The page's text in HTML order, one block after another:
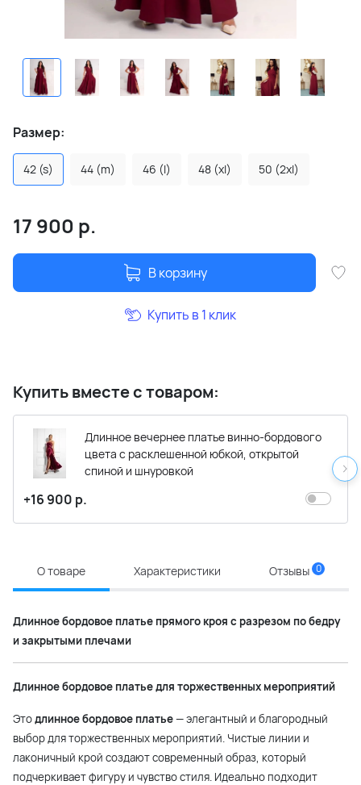
Размер:
42 (s) 44 (m) 46 (l) 48 (xl) 50 (2xl)
17 900 р.
В корзину
Купить в 1 клик
Купить вместе с товаром:
Длинное вечернее платье винно-бордового
цвета с расклешенной юбкой, открытой
спиной и шнуровкой
+16 900 р.
О товаре Характеристики Отзывы 0
Длинное бордовое платье прямого кроя с разрезом по бедру
и закрытыми плечами
Длинное бордовое платье для торжественных мероприятий
Этодлинное бордовое платье— элегантный и благородный
выбор для торжественных мероприятий. Чистые линии и
лаконичный крой создают современный образ, который
подчеркивает фигуру и чувство стиля. Идеально подходит